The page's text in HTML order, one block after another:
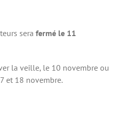
sera fermé le 11
la veille, le 10 novembre ou
et 18 novembre.